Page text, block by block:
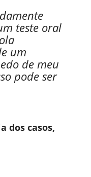
teste oral
um
de meu
pode ser
dos casos,